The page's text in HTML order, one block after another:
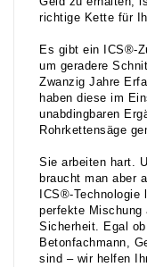
richtige Kette für
Es gibt ein ICS®-
um geradere
Zwanzig Jahre
haben diese im
unabdingbaren
Rohrkettensäge
Sie arbeiten hart.
braucht man aber
ICS®-
perfekte
Sicherheit. Egal
Betonfachmann,
sind – wir helfen